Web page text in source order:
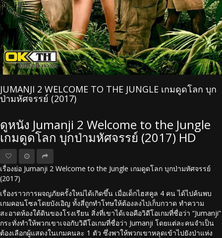
JUMANJI 2 WELCOME TO THE JUNGLE เกมดูดโลก บุก
ป่ามหัศจรรย์ (2017)
ดูหนัง Jumanji 2 Welcome to the Jungle
เกมดูดโลก บุกป่ามหัศจรรย์ (2017) HD
เรื่องย่อ Jumanji 2 Welcome to the Jungle เกมดูดโลก บุกป่ามหัศจรรย์
(2017)
เรื่องราวการผจญภัยครั้งใหม่ได้เกิดขึ้น เมื่อเด็กไฮสคูล 4 คน ได้ไปค้นพบ
เกมคอนโซลโดยบังเอิญ ทั้งสี่ถูกทำโทษให้ต้องลงไปเก็บกวาด ทำความ
สะอาดห้องใต้ดินของโรงเรียน สิ่งที่เขาได้เจอคือวิดีโอเกมที่ชื่อว่า “Jumanji”
กระทั่งทำให้พวกเขาเจอกับวิดีโอเกมที่ชื่อว่า Jumanji โดยแต่ละคนจำเป็น
ต้องเลือกผู้แสดงในเกมคนละ 1 ตัว ซึ่งพาให้พวกเขาหลุดเข้าไปยังป่าแห่ง